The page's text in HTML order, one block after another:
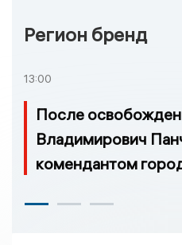
Регион бренд
13:00
После
Владимирович
комендантом